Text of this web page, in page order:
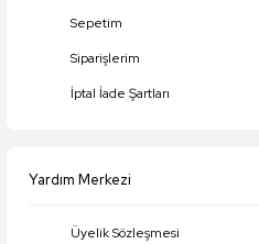
Sepetim
Siparişlerim
İptal İade Şartları
Yardım Merkezi
Üyelik Sözleşmesi